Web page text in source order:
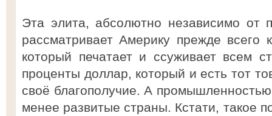
Эта элита, абсолютно независимо от
рассматривает Америку прежде всего
который печатает и ссуживает всем
проценты доллар, который и есть тот
своё благополучие. А
менее развитые страны. Кстати, такое